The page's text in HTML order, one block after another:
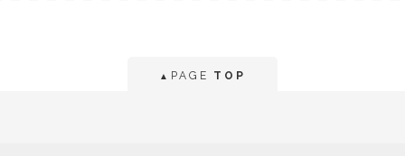
▲ PAGE TOP